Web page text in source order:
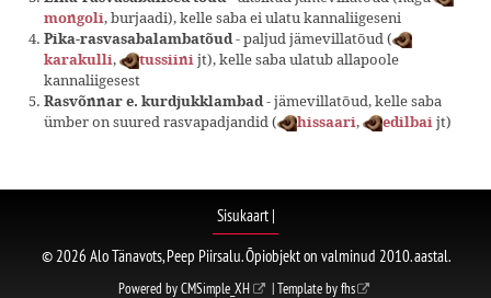
mongoli, burjaadi), kelle saba ei ulatu kannaliigeseni
Pika-rasvasabalambatõud - paljud jämevillatõud (
karakulli, tussiinijt), kelle saba ulatub allapoole
kannaliigesest
Rasvõnnar e. kurdjukklambad - jämevillatõud, kelle saba
ümber on suured rasvapadjandid (
hissaari, edilbaijt)
Sisukaart|
© 2026 Alo Tänavots, Peep Piirsalu. Õpiobjekt on valminud 2010. aastal.
Powered byCMSimple_XH | Template byfhs